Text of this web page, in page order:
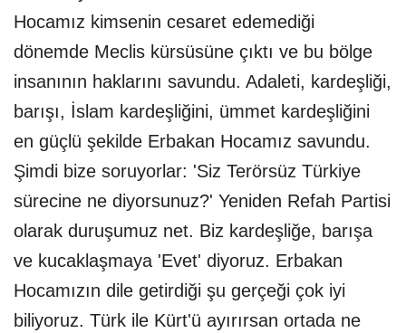
Hocamız kimsenin cesaret edemediği
dönemde Meclis kürsüsüne çıktı ve bu bölge
insanının haklarını savundu. Adaleti, kardeşliği,
barışı, İslam kardeşliğini, ümmet kardeşliğini
en güçlü şekilde Erbakan Hocamız savundu.
Şimdi bize soruyorlar: 'Siz Terörsüz Türkiye
sürecine ne diyorsunuz?' Yeniden Refah Partisi
olarak duruşumuz net. Biz kardeşliğe, barışa
ve kucaklaşmaya 'Evet' diyoruz. Erbakan
Hocamızın dile getirdiği şu gerçeği çok iyi
biliyoruz. Türk ile Kürt'ü ayırırsan ortada ne